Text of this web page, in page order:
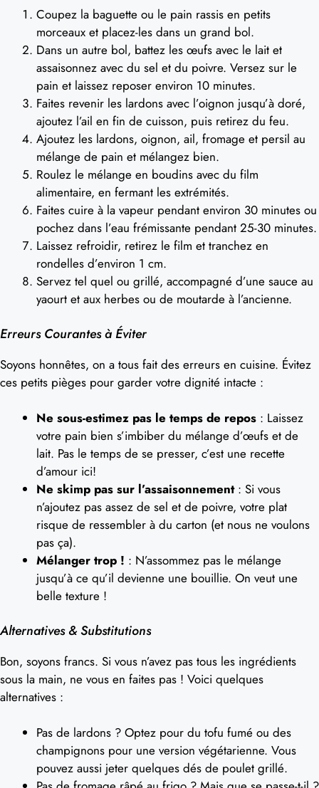
Coupez la baguette ou le pain rassis en petits
morceaux et placez-les dans un grand bol.
Dans un autre bol, battez les œufs avec le lait et
assaisonnez avec du sel et du poivre. Versez sur le
pain et laissez reposer environ 10 minutes.
Faites revenir les lardons avec l’oignon jusqu’à doré,
ajoutez l’ail en fin de cuisson, puis retirez du feu.
Ajoutez les lardons, oignon, ail, fromage et persil au
mélange de pain et mélangez bien.
Roulez le mélange en boudins avec du film
alimentaire, en fermant les extrémités.
Faites cuire à la vapeur pendant environ 30 minutes ou
pochez dans l’eau frémissante pendant 25-30 minutes.
Laissez refroidir, retirez le film et tranchez en
rondelles d’environ 1 cm.
Servez tel quel ou grillé, accompagné d’une sauce au
yaourt et aux herbes ou de moutarde à l’ancienne.
Erreurs Courantes à Éviter
Soyons honnêtes, on a tous fait des erreurs en cuisine. Évitez
ces petits pièges pour garder votre dignité intacte :
Ne sous-estimez pas le temps de repos : Laissez
votre pain bien s’imbiber du mélange d’œufs et de
lait. Pas le temps de se presser, c’est une recette
d’amour ici!
Ne skimp pas sur l’assaisonnement: Si vous
n’ajoutez pas assez de sel et de poivre, votre plat
risque de ressembler à du carton (et nous ne voulons
pas ça).
Mélanger trop ! : N’assommez pas le mélange
jusqu’à ce qu’il devienne une bouillie. On veut une
belle texture !
Alternatives & Substitutions
Bon, soyons francs. Si vous n’avez pas tous les ingrédients
sous la main, ne vous en faites pas ! Voici quelques
alternatives :
Pas de lardons ? Optez pour du tofu fumé ou des
champignons pour une version végétarienne. Vous
pouvez aussi jeter quelques dés de poulet grillé.